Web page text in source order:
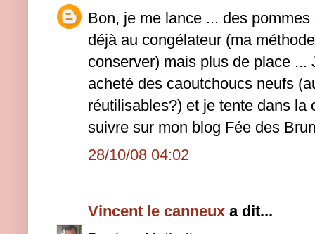
Bon, je me lance ... des
déjà au congélateur (ma
conserver) mais plus de place ...
acheté des caoutchoucs neufs
réutilisables?) et je tente dans la
suivre sur mon blog Fée des
28/10/08 04:02
Vincent le canneux a dit...